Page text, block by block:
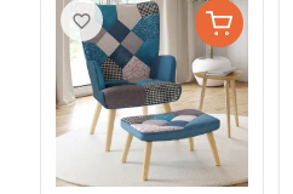
favorite_border